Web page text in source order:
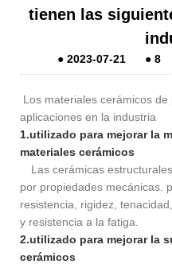
tienen las
● 2023-07-21 ● 8
Los materiales cerámicos
aplicaciones en la industria
1.utilizado para mejorar la
materiales cerámicos
Las cerámicas
por propiedades mecánicas.
resistencia, rigidez,
y resistencia a la fatiga.
2.utilizado para mejorar la
cerámicos